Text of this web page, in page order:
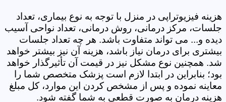
هزینه فیزیوتراپی در منزل با توجه به نوع بیماری، تعداد
جلسات، مرکز درمانی، روش درمانی، تعداد نواحی آسیب
دیده و... می تواند متفاوت باشد. هر چه تعداد جلسات
بیشتری برای درمان نیاز باشد، هزینه آن نیز بیشتر خواهد
شد. همچنین نوع مشکل نیز در قیمت آن تأثیرگذار خواهد
بود؛ بنابراین در ابتدا لازم است پزشک متخصص شما را
معاینه نموده و پس از مشخص کردن این موارد، کل مبلغ
هزینه درمان به صورت قطعی به شما گفته شود.